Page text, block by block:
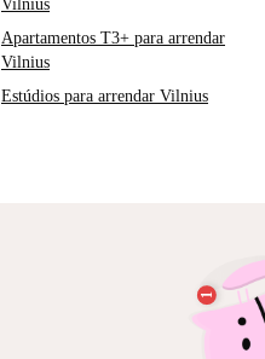
Vilnius
Apartamentos T3+ para arrendar
Vilnius
Estúdios para arrendar Vilnius